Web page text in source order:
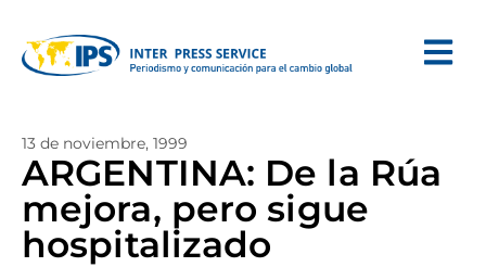
13 de noviembre, 1999
ARGENTINA: De la Rúa
mejora, pero sigue
hospitalizado